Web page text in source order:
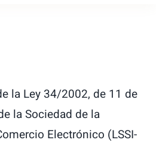
la Ley 34/2002, de 11 de
la Sociedad de la
Electrónico (LSSI-